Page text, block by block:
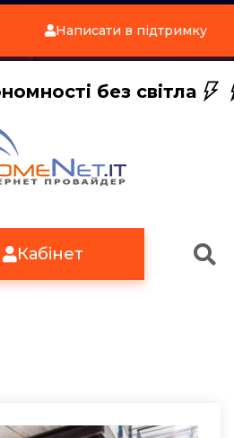
Написати в підтримку
без світла
Кабінет